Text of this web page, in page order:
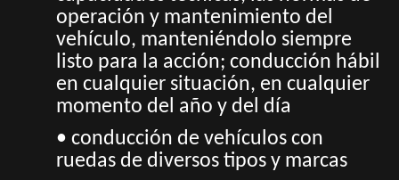
operación y mantenimiento del
vehículo, manteniéndolo siempre
listo para la acción; conducción hábil
en cualquier situación, en cualquier
momento del año y del día
• conducción de vehículos con
ruedas de diversos tipos y marcas